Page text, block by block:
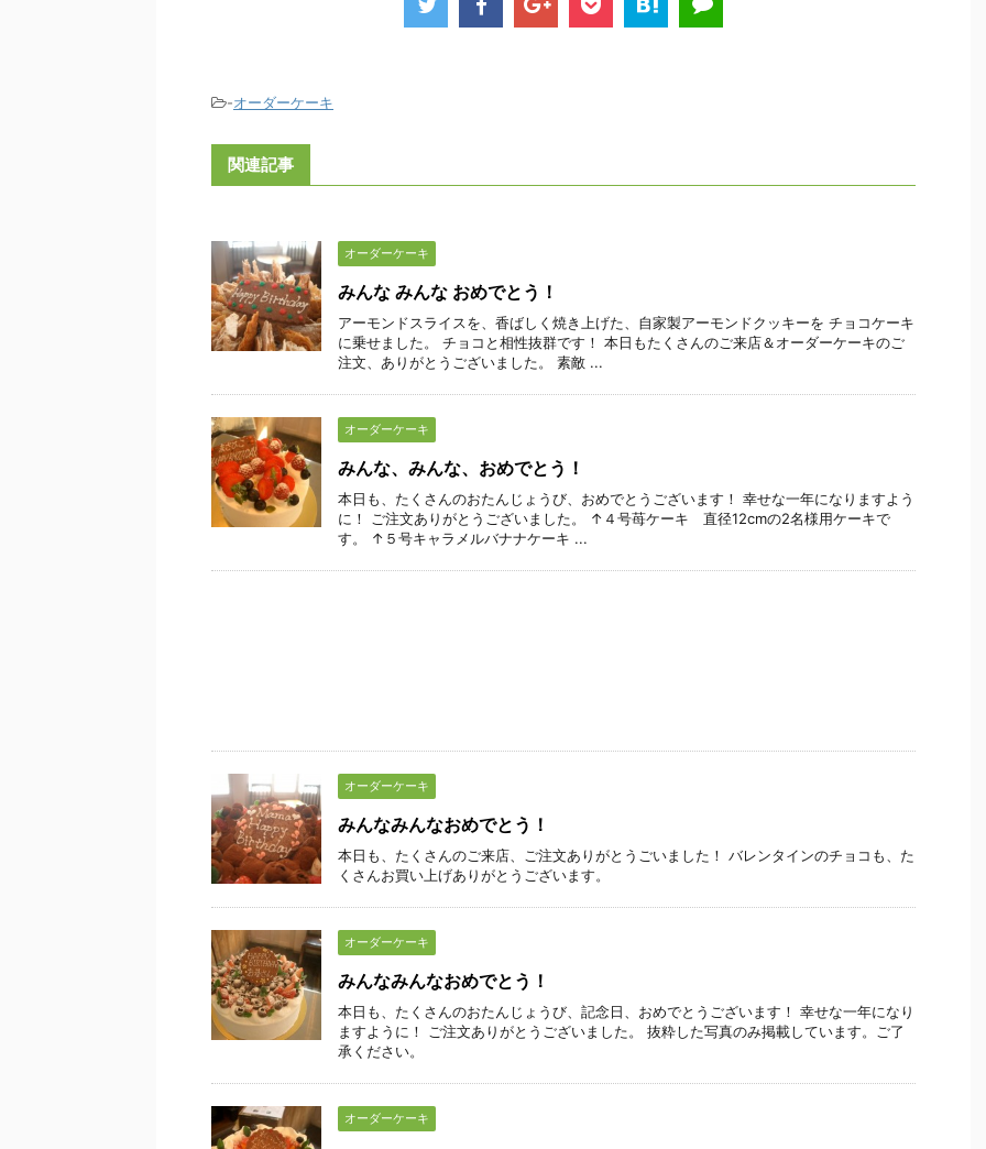
-オーダーケーキ
関連記事
オーダーケーキ
みんな みんな おめでとう！
アーモンドスライスを、香ばしく焼き上げた、自家製アーモンドクッキーを チョコケーキ
に乗せました。 チョコと相性抜群です！ 本日もたくさんのご来店＆オーダーケーキのご
注文、ありがとうございました。 素敵 ...
オーダーケーキ
みんな、みんな、おめでとう！
本日も、たくさんのおたんじょうび、おめでとうございます！ 幸せな一年になりますよう
に！ ご注文ありがとうございました。 ↑４号苺ケーキ 直径12cmの2名様用ケーキで
す。 ↑５号キャラメルバナナケーキ ...
オーダーケーキ
みんなみんなおめでとう！
本日も、たくさんのご来店、ご注文ありがとうごいました！ バレンタインのチョコも、た
くさんお買い上げありがとうございます。
オーダーケーキ
みんなみんなおめでとう！
本日も、たくさんのおたんじょうび、記念日、おめでとうございます！ 幸せな一年になり
ますように！ ご注文ありがとうございました。 抜粋した写真のみ掲載しています。ご了
承ください。
オーダーケーキ